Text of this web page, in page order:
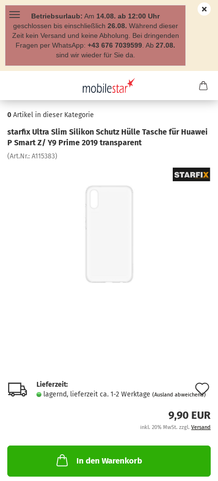
Betriebsurlaub: Am 14.08. ab 12:00 Uhr
geschlossen bis einschließlich 26.08. Während dieser
Zeit kein Versand und keine Abholung. Bei dringenden
Fragen per WhatsApp: +43 676 7039599 . Ab 27.08.
sind wir wieder für Sie da.
0 Artikel in dieser Kategorie
star­fix Ultra Slim Si­li­kon Schutz Hülle Ta­sche für Hua­wei
P Smart Z/ Y9 Prime 2019 trans­pa­rent
(Art.Nr.: A115383)
Lieferzeit:
lagernd, lieferzeit ca. 1-2 Werktage (Ausland abweichend)
9,90 EUR
inkl. 20% MwSt. zzgl. Versand
In den Warenkorb